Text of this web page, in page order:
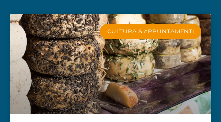
CULTURA & APPUNTAMENTI